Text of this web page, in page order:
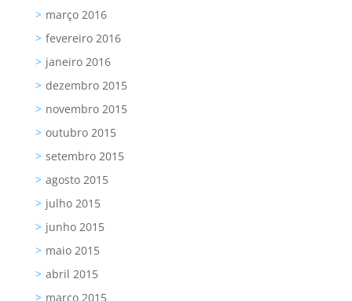
março 2016
fevereiro 2016
janeiro 2016
dezembro 2015
novembro 2015
outubro 2015
setembro 2015
agosto 2015
julho 2015
junho 2015
maio 2015
abril 2015
março 2015